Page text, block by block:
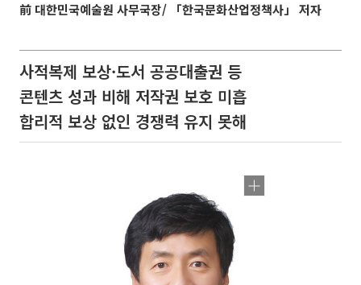
前 대한민국예술원 사무국장/ 「한국문화산업정책사」 저자
사적복제 보상·도서 공공대출권 등
콘텐츠 성과 비해 저작권 보호 미흡
합리적 보상 없인 경쟁력 유지 못해